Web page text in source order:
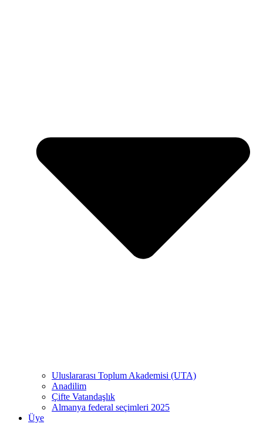
Uluslararası Toplum Akademisi (UTA)
Anadilim
Çifte Vatandaşlık
Almanya federal seçimleri 2025
Üye